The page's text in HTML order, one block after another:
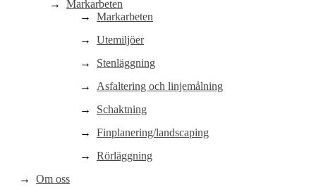
Markarbeten
Markarbeten
Utemiljöer
Stenläggning
Asfaltering och linjemålning
Schaktning
Finplanering/landscaping
Rörläggning
Om oss